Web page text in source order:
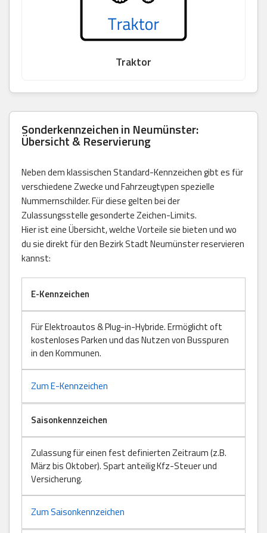
Traktor
Sonderkennzeichen in Neumünster:
Übersicht & Reservierung
Neben dem klassischen Standard-Kennzeichen gibt es für
verschiedene Zwecke und Fahrzeugtypen spezielle
Nummernschilder. Für diese gelten bei der
Zulassungsstelle gesonderte Zeichen-Limits.
Hier ist eine Übersicht, welche Vorteile sie bieten und wo
du sie direkt für den Bezirk Stadt Neumünster reservieren
kannst:
E-Kennzeichen
Für Elektroautos & Plug-in-Hybride. Ermöglicht oft
kostenloses Parken und das Nutzen von Busspuren
in den Kommunen.
Zum E-Kennzeichen
Saisonkennzeichen
Zulassung für einen fest definierten Zeitraum (z.B.
März bis Oktober). Spart anteilig Kfz-Steuer und
Versicherung.
Zum Saisonkennzeichen